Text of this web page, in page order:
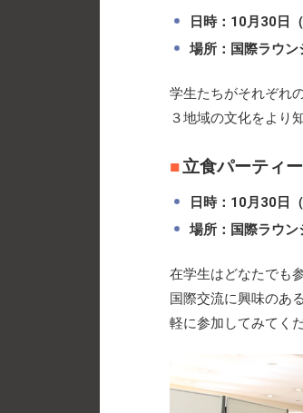
日時：10月30
場所：国際ラウン
学生たちがそれぞれ
３地域の文化をより
立食パーティー
日時：10月30
場所：国際ラウン
在学生はどなたでも
国際交流に興味のあ
軽に参加してみてく